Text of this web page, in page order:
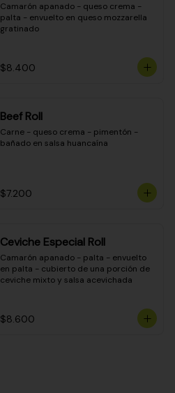
Camarón apanado - queso crema -
palta - envuelto en queso mozzarella
gratinado
$8.400
Beef Roll
Carne - queso crema - pimentón -
bañado en salsa huancaína
$7.200
Ceviche Especial Roll
Camarón apanado - palta - envuelto
en palta - cubierto de una porción de
ceviche mixto y salsa acevichada
$8.600